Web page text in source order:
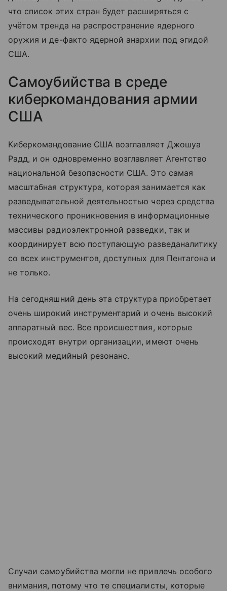
что список этих стран будет расширяться с
учётом тренда на распространение ядерного
оружия и де-факто ядерной анархии под эгидой
США.
Самоубийства в среде
киберкомандования армии
США
Киберкомандование США возглавляет Джошуа
Радд, и он одновременно возглавляет Агентство
национальной безопасности США. Это самая
масштабная структура, которая занимается как
разведывательной деятельностью через средства
технического проникновения в информационные
массивы радиоэлектронной разведки, так и
координирует всю поступающую разведаналитику
со всех инструментов, доступных для Пентагона и
не только.
На сегодняшний день эта структура приобретает
очень широкий инструментарий и очень высокий
аппаратный вес. Все происшествия, которые
происходят внутри организации, имеют очень
высокий медийный резонанс.
Случаи самоубийства могли не привлечь особого
внимания, потому что те специалисты, которые